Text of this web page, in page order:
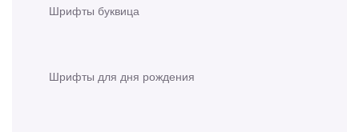
Шрифты буквица
Шрифты для дня рождения